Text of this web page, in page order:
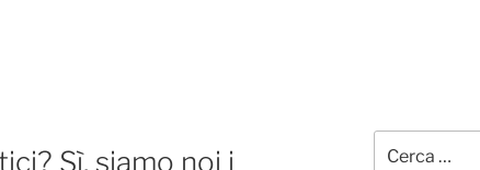
Sì, siamo noi i